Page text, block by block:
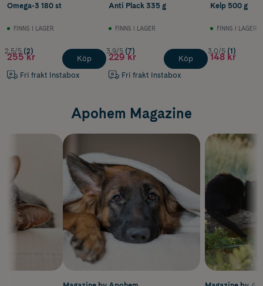
Omega-3 180 st
FINNS I LAGER
2.5/5 (2)
255 kr
Fri frakt Instabox
Köp
Anti Plack 335 g
FINNS I LAGER
3.9/5 (7)
229 kr
Fri frakt Instabox
Köp
Kelp 500 g
FINNS I LAGER
3.0/5 (1)
148 kr
Apohem Magazine